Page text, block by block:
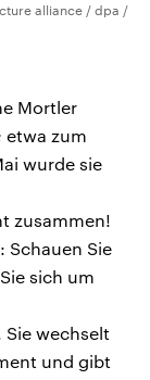
alliance / dpa /
Mortler
etwa zum
wurde sie
zusammen!
Schauen Sie
sich um
wechselt
und gibt